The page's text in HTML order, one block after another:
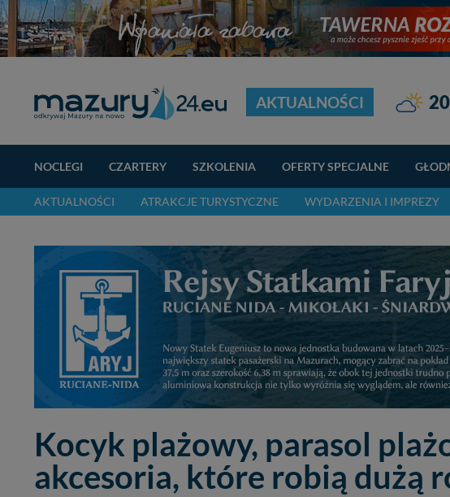
AKTUALNOŚCI 20
NOCLEGI CZARTERY SZKOLENIA OFERTY SPECJALNE
AKTUALNOŚCI ATRAKCJE TURYSTYCZNE WYDARZENIA I IMPREZY
Kocyk plażowy, parasol
akcesoria, które robią dużą